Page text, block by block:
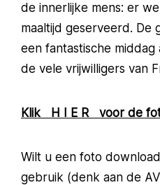
de innerlijke mens: er
maaltijd geserveerd. De
een fantastische
de vele vrijwilligers van
Klik H I E R voor de
Wilt u een foto
gebruik (denk aan de